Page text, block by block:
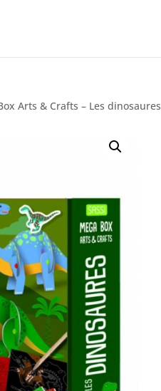
Arts & Crafts – Les dinosaures